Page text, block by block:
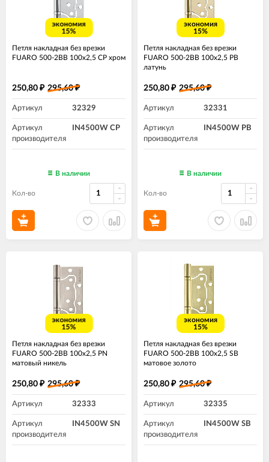
экономия
15%
Петля накладная без врезки
FUARO 500-2BB 100x2,5 CP хром
250,80 ₽ 295,60₽
Артикул 32329
Артикул
производителя
IN4500W CP
В наличии
Кол-во
экономия
15%
Петля накладная без врезки
FUARO 500-2BB 100x2,5 PB
латунь
250,80 ₽ 295,60₽
Артикул 32331
Артикул
производителя
IN4500W PB
В наличии
Кол-во
экономия
15%
Петля накладная без врезки
FUARO 500-2BB 100x2,5 PN
матовый никель
250,80 ₽ 295,60₽
Артикул 32333
Артикул
производителя
IN4500W SN
экономия
15%
Петля накладная без врезки
FUARO 500-2BB 100x2,5 SB
матовое золото
250,80 ₽ 295,60₽
Артикул 32335
Артикул
производителя
IN4500W SB